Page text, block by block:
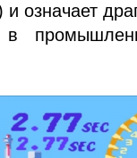
и означает